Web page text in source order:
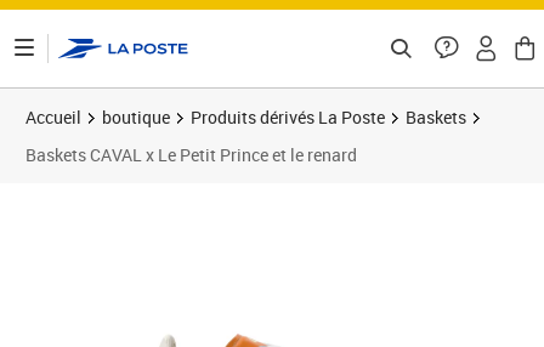
Accueil boutique Produits dérivés La Poste
Baskets
Baskets CAVAL x Le Petit Prince et le renard